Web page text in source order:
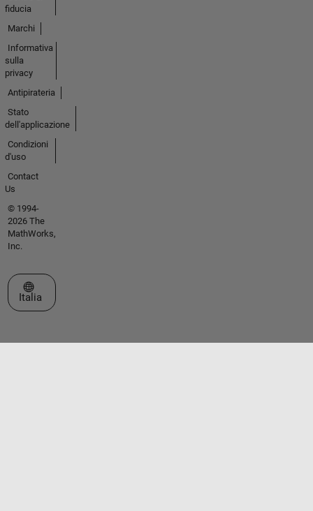
fiducia
Marchi
Informativa
sulla
privacy
Antipirateria
Stato
dell'applicazione
Condizioni
d'uso
Contact
Us
© 1994-
2026 The
MathWorks,
Inc.
Seleziona un sito web
Italia